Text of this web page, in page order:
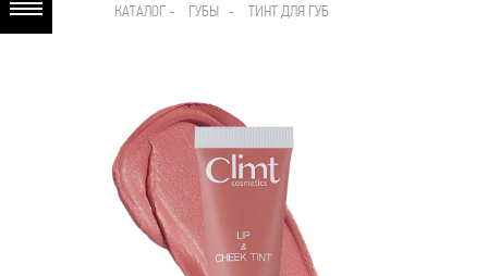
КАТАЛОГ- ГУБЫ - ТИНТ ДЛЯ ГУБ